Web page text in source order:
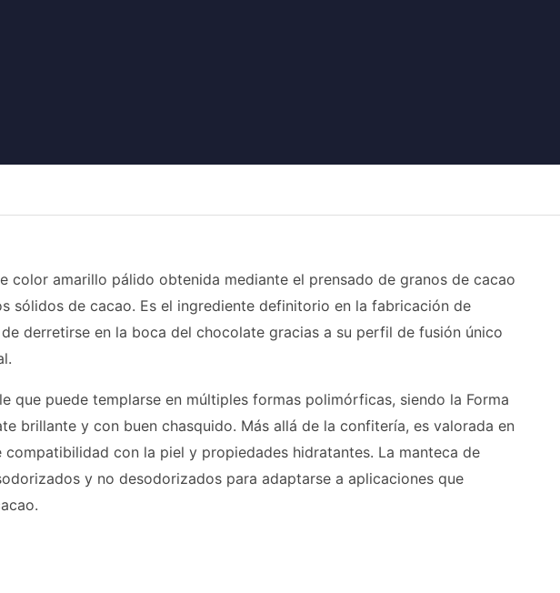
color amarillo pálido obtenida mediante el prensado de granos de cacao
sólidos de cacao. Es el ingrediente definitorio en la fabricación de
derretirse en la boca del chocolate gracias a su perfil de fusión único
que puede templarse en múltiples formas polimórficas, siendo la Forma
brillante y con buen chasquido. Más allá de la confitería, es valorada en
con la piel y propiedades hidratantes. La manteca de
y no desodorizados para adaptarse a aplicaciones que